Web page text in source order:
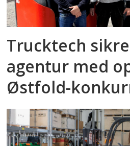
Trucktech
agentur med
Østfold-